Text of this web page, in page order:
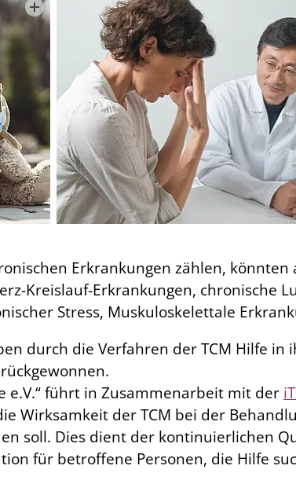
Erkrankungen zählen,
Kreislauf-Erkrankungen, chronische
Stress, Muskuloskelettale
durch die Verfahren der TCM Hilfe in
e.V.“ führt in Zusammenarbeit mit der
Wirksamkeit der TCM bei der
soll. Dies dient der kontinuierlichen
für betroffene Personen, die Hilfe